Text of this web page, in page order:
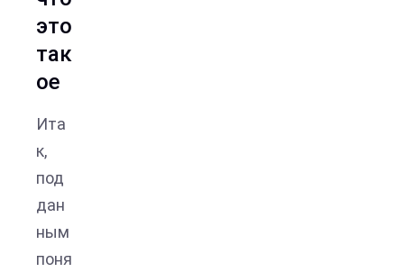
это
так
ое
Ита
к,
под
дан
ным
поня